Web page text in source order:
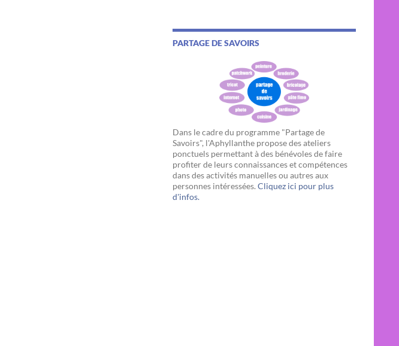
PARTAGE DE SAVOIRS
Dans le cadre du programme "Partage de
Savoirs", l'Aphyllanthe propose des ateliers
ponctuels permettant à des bénévoles de faire
profiter de leurs connaissances et compétences
dans des activités manuelles ou autres aux
personnes intéressées. Cliquez ici pour plus
d'infos.